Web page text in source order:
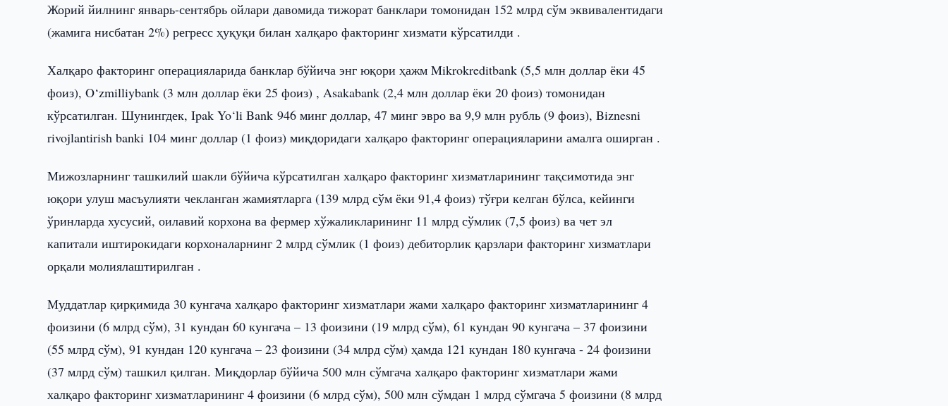
Жорий йилнинг январь-сентябрь ойлари давомида тижорат банклари томонидан 152 млрд сўм эквивалентидаги
(жамига нисбатан 2%) регресс ҳуқуқи билан халқаро факторинг хизмати кўрсатилди .
Халқаро факторинг операцияларида банклар бўйича энг юқори ҳажм Mikrokreditbank (5,5 млн доллар ёки 45
фоиз), O‘zmilliybank (3 млн доллар ёки 25 фоиз) , Asakabank (2,4 млн доллар ёки 20 фоиз) томонидан
кўрсатилган. Шунингдек, Ipak Yo‘li Bank 946 минг доллар, 47 минг эвро ва 9,9 млн рубль (9 фоиз), Biznesni
rivojlantirish banki 104 минг доллар (1 фоиз) миқдоридаги халқаро факторинг операцияларини амалга оширган .
Мижозларнинг ташкилий шакли бўйича кўрсатилган халқаро факторинг хизматларининг тақсимотида энг
юқори улуш масъулияти чекланган жамиятларга (139 млрд сўм ёки 91,4 фоиз) тўғри келган бўлса, кейинги
ўринларда хусусий, оилавий корхона ва фермер хўжаликларининг 11 млрд сўмлик (7,5 фоиз) ва чет эл
капитали иштирокидаги корхоналарнинг 2 млрд сўмлик (1 фоиз) дебиторлик қарзлари факторинг хизматлари
орқали молиялаштирилган .
Муддатлар қирқимида 30 кунгача халқаро факторинг хизматлари жами халқаро факторинг хизматларининг 4
фоизини (6 млрд сўм), 31 кундан 60 кунгача – 13 фоизини (19 млрд сўм), 61 кундан 90 кунгача – 37 фоизини
(55 млрд сўм), 91 кундан 120 кунгача – 23 фоизини (34 млрд сўм) ҳамда 121 кундан 180 кунгача - 24 фоизини
(37 млрд сўм) ташкил қилган. Миқдорлар бўйича 500 млн сўмгача халқаро факторинг хизматлари жами
халқаро факторинг хизматларининг 4 фоизини (6 млрд сўм), 500 млн сўмдан 1 млрд сўмгача 5 фоизини (8 млрд